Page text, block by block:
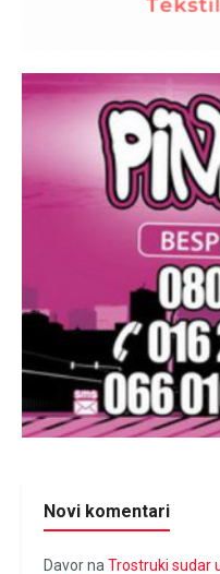
Novi komentari
Davorna Trostruki sudar